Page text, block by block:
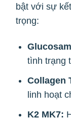
bật với sự
trọng:
tình trạng
Collagen
linh hoạt
K2 MK7: